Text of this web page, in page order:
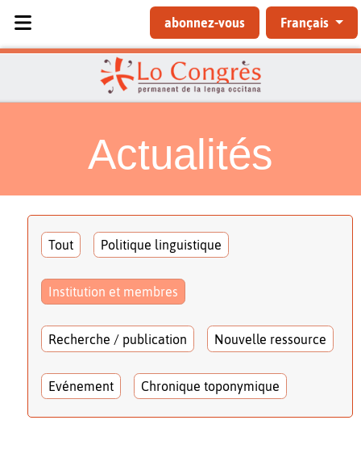
abonnez-vous Français
Actualités
Tout Politique linguistique
Institution et membres
Recherche / publication Nouvelle ressource
Evénement Chronique toponymique